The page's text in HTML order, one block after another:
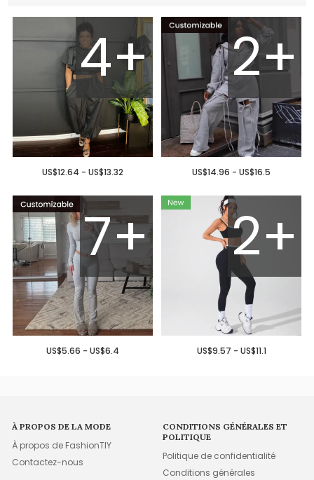
4+
US$12.64 - US$13.32
2+
US$14.96 - US$16.5
7+
US$5.66 - US$6.4
2+
US$9.57 - US$11.1
À PROPOS DE LA MODE
À propos de FashionTIY
Contactez-nous
CONDITIONS GÉNÉRALES ET
POLITIQUE
Politique de confidentialité
Conditions générales